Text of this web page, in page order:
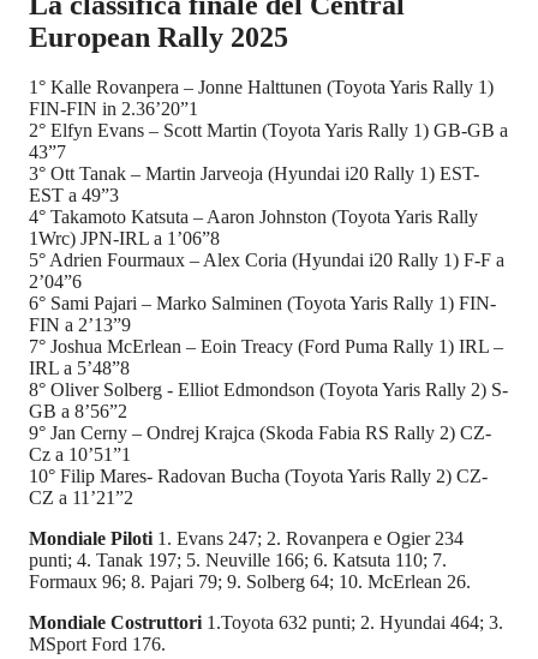
European Rally 2025
1° Kalle Rovanpera – Jonne Halttunen (Toyota Yaris Rally 1)
FIN-FIN in 2.36’20”1
2° Elfyn Evans – Scott Martin (Toyota Yaris Rally 1) GB-GB a
43”7
3° Ott Tanak – Martin Jarveoja (Hyundai i20 Rally 1) EST-
EST a 49”3
4° Takamoto Katsuta – Aaron Johnston (Toyota Yaris Rally
1Wrc) JPN-IRL a 1’06”8
5° Adrien Fourmaux – Alex Coria (Hyundai i20 Rally 1) F-F a
2’04”6
6° Sami Pajari – Marko Salminen (Toyota Yaris Rally 1) FIN-
FIN a 2’13”9
7° Joshua McErlean – Eoin Treacy (Ford Puma Rally 1) IRL –
IRL a 5’48”8
8° Oliver Solberg - Elliot Edmondson (Toyota Yaris Rally 2) S-
GB a 8’56”2
9° Jan Cerny – Ondrej Krajca (Skoda Fabia RS Rally 2) CZ-
Cz a 10’51”1
10° Filip Mares- Radovan Bucha (Toyota Yaris Rally 2) CZ-
CZ a 11’21”2
Mondiale Piloti 1. Evans 247; 2. Rovanpera e Ogier 234
punti; 4. Tanak 197; 5. Neuville 166; 6. Katsuta 110; 7.
Formaux 96; 8. Pajari 79; 9. Solberg 64; 10. McErlean 26.
Mondiale Costruttori1.Toyota 632 punti; 2. Hyundai 464; 3.
MSport Ford 176.